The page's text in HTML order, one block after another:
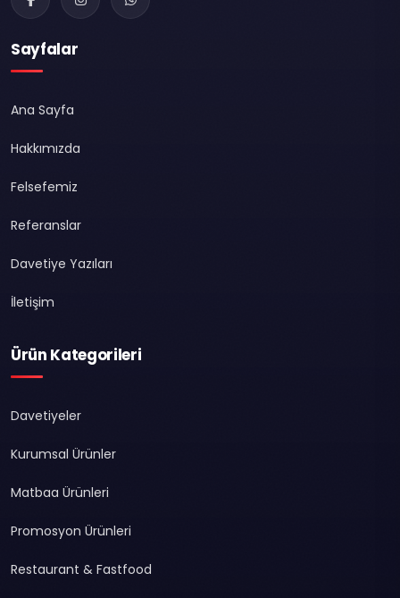
Sayfalar
Ana Sayfa
Hakkımızda
Felsefemiz
Referanslar
Davetiye Yazıları
İletişim
Ürün Kategorileri
Davetiyeler
Kurumsal Ürünler
Matbaa Ürünleri
Promosyon Ürünleri
Restaurant & Fastfood